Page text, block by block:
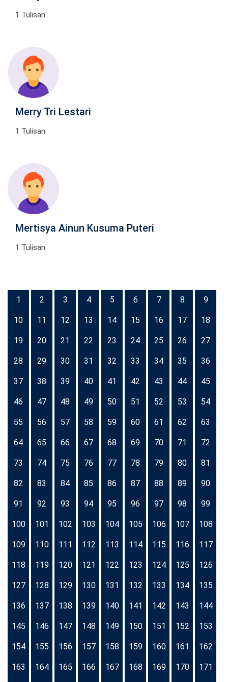
1 Tulisan
Merry Tri Lestari
1 Tulisan
Mertisya Ainun Kusuma Puteri
1 Tulisan
1 2 3 4 5 6 7 8 9
10 11 12 13 14 15 16 17 18
19 20 21 22 23 24 25 26 27
28 29 30 31 32 33 34 35 36
37 38 39 40 41 42 43 44 45
46 47 48 49 50 51 52 53 54
55 56 57 58 59 60 61 62 63
64 65 66 67 68 69 70 71 72
73 74 75 76 77 78 79 80 81
82 83 84 85 86 87 88 89 90
91 92 93 94 95 96 97 98 99
100 101 102 103 104 105 106 107 108
109 110 111 112 113 114 115 116 117
118 119 120 121 122 123 124 125 126
127 128 129 130 131 132 133 134 135
136 137 138 139 140 141 142 143 144
145 146 147 148 149 150 151 152 153
154 155 156 157 158 159 160 161 162
163 164 165 166 167 168 169 170 171